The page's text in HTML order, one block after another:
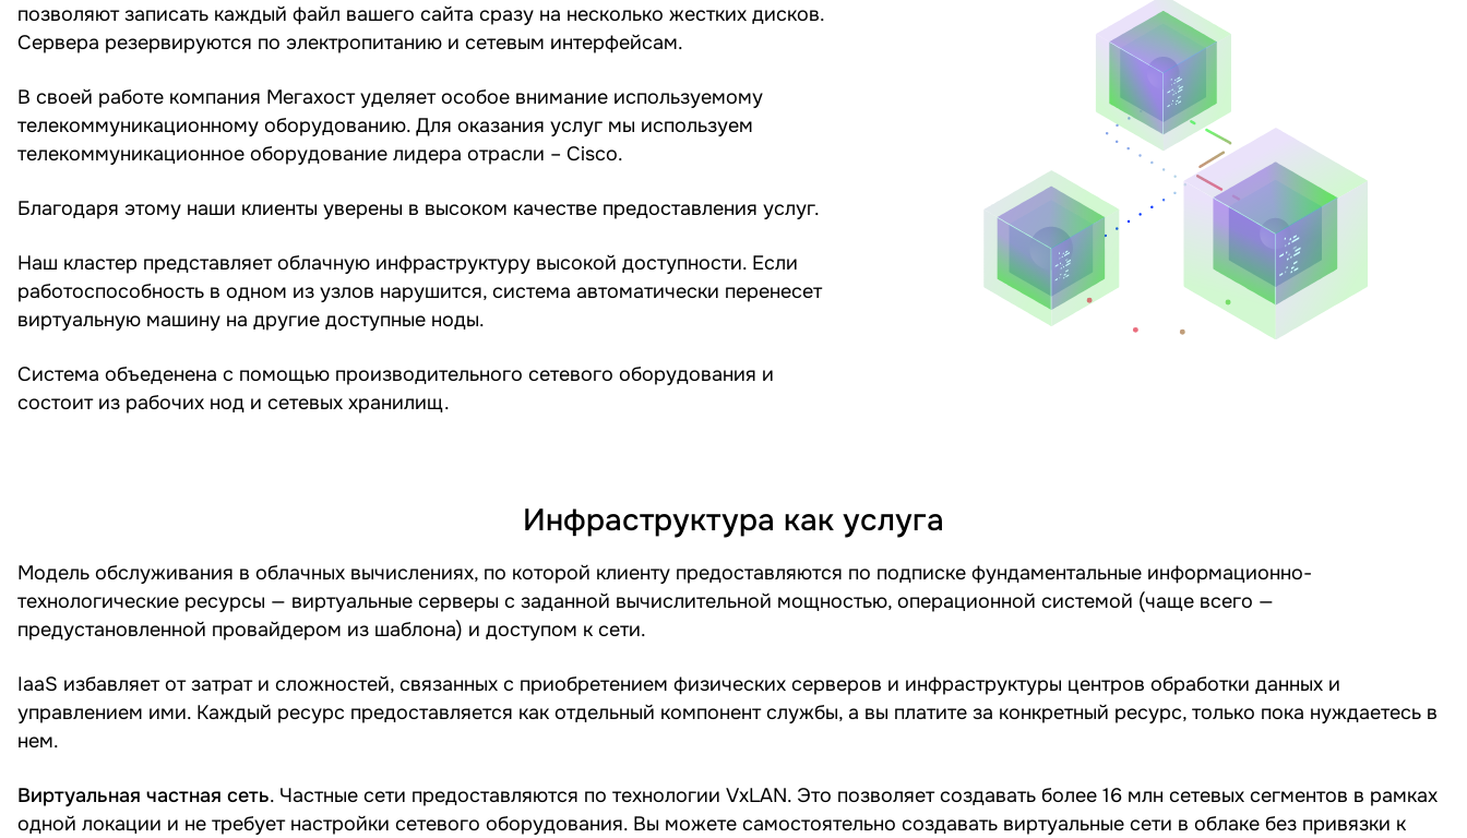
позволяют записать каждый файл вашего сайта сразу на несколько жестких дисков.
Сервера резервируются по электропитанию и сетевым интерфейсам.
В своей работе компания Мегахост уделяет особое внимание используемому
телекоммуникационному оборудованию. Для оказания услуг мы используем
телекоммуникационное оборудование лидера отрасли – Cisco.
Благодаря этому наши клиенты уверены в высоком качестве предоставления услуг.
Наш кластер представляет облачную инфраструктуру высокой доступности. Если
работоспособность в одном из узлов нарушится, система автоматически перенесет
виртуальную машину на другие доступные ноды.
Система объеденена с помощью производительного сетевого оборудования и
состоит из рабочих нод и сетевых хранилищ.
Инфраструктура как услуга
Модель обслуживания в облачных вычислениях, по которой клиенту предоставляются по подписке фундаментальные информационно-
технологические ресурсы — виртуальные серверы с заданной вычислительной мощностью, операционной системой (чаще всего —
предустановленной провайдером из шаблона) и доступом к сети.
IaaS избавляет от затрат и сложностей, связанных с приобретением физических серверов и инфраструктуры центров обработки данных и
управлением ими. Каждый ресурс предоставляется как отдельный компонент службы, а вы платите за конкретный ресурс, только пока нуждаетесь в
нем.
Виртуальная частная сеть. Частные сети предоставляются по технологии VxLAN. Это позволяет создавать более 16 млн сетевых сегментов в рамках
одной локации и не требует настройки сетевого оборудования. Вы можете самостоятельно создавать виртуальные сети в облаке без привязки к